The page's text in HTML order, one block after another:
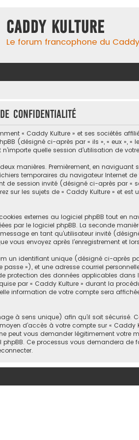
Caddy Kulture
Le forum francophone du
confidentialité
« Caddy Kulture » et ses sociétés
(désigné ci-après par « ils », « eux », «
quelle session d’utilisation de
manières. Premièrement, en
temporaires du navigateur Internet
de session invité (désigné ci-après par
sur les sujets de « Caddy Kulture » et
externes au logiciel phpBB tout en
par le logiciel phpBB. La seconde
en tant qu’utilisateur invité
vous envoyez après l’enregistrement et
un identifiant unique (désigné ci-après
»), et une adresse courriel
protection des données applicables
par « Caddy Kulture » durant la
information de votre compte sera
à sens unique) afin qu’il soit sécurisé.
d’accès à votre compte sur «
peut vous demander légitimement votre
Ce processus vous demandera de